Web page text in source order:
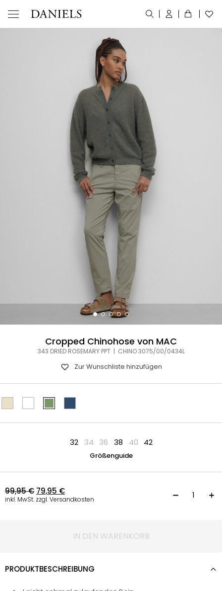
Cropped Chinohose von MAC
343 DRIED ROSEMARY PPT | CHINO 3075/00/0434L
Zur Wunschliste hinzufügen
32 34 36 38 40 42
Größenguide
99,95€ 79,95 €
inkl. MwSt. zzgl. Versandkosten
IN DEN WARENKORB
PRODUKTBESCHREIBUNG